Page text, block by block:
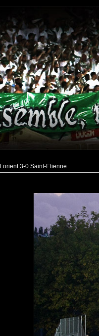
Lorient 3-0 Saint-Etienne